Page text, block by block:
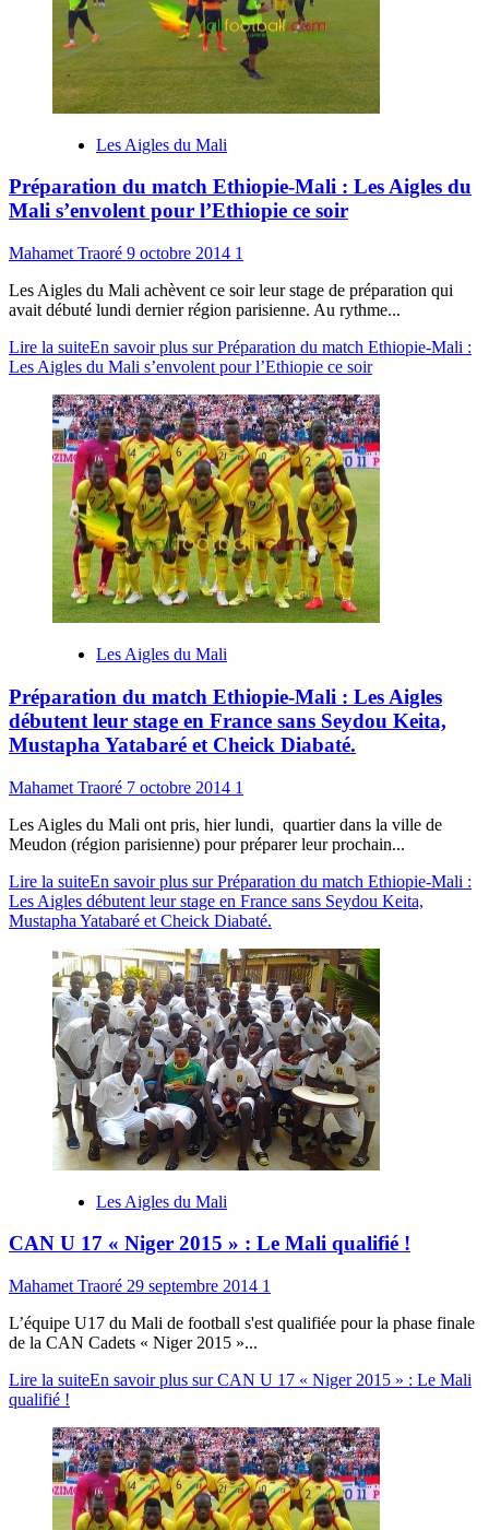
Les Aigles du Mali
Préparation du match Ethiopie-Mali : Les Aigles du
Mali s’envolent pour l’Ethiopie ce soir
Mahamet Traoré 9 octobre 2014 1
Les Aigles du Mali achèvent ce soir leur stage de préparation qui
avait débuté lundi dernier région parisienne. Au rythme...
Lire la suiteEn savoir plus sur Préparation du match Ethiopie-Mali :
Les Aigles du Mali s’envolent pour l’Ethiopie ce soir
Les Aigles du Mali
Préparation du match Ethiopie-Mali : Les Aigles
débutent leur stage en France sans Seydou Keita,
Mustapha Yatabaré et Cheick Diabaté.
Mahamet Traoré 7 octobre 2014 1
Les Aigles du Mali ont pris, hier lundi, quartier dans la ville de
Meudon (région parisienne) pour préparer leur prochain...
Lire la suiteEn savoir plus sur Préparation du match Ethiopie-Mali :
Les Aigles débutent leur stage en France sans Seydou Keita,
Mustapha Yatabaré et Cheick Diabaté.
Les Aigles du Mali
CAN U 17 « Niger 2015 » : Le Mali qualifié !
Mahamet Traoré 29 septembre 2014 1
L’équipe U17 du Mali de football s'est qualifiée pour la phase finale
de la CAN Cadets « Niger 2015 »...
Lire la suiteEn savoir plus sur CAN U 17 « Niger 2015 » : Le Mali
qualifié !